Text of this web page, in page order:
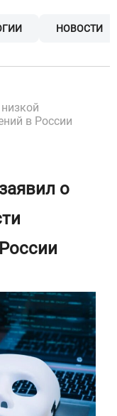
НОВОСТИ
в России
о